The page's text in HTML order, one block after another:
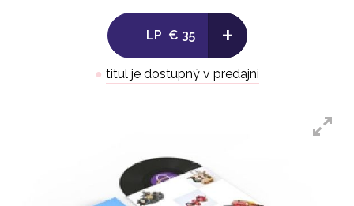
LP € 35 +
● titul je dostupný v predajni